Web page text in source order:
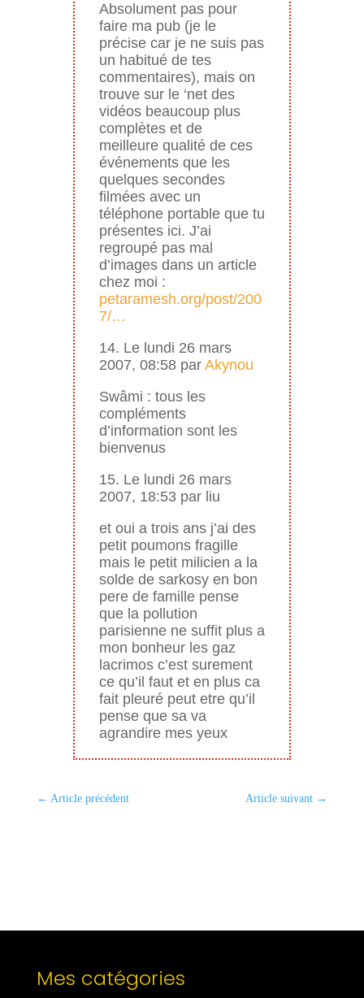
Absolument pas pour
faire ma pub (je le
précise car je ne suis pas
un habitué de tes
commentaires), mais on
trouve sur le ‘net des
vidéos beaucoup plus
complètes et de
meilleure qualité de ces
événements que les
quelques secondes
filmées avec un
téléphone portable que tu
présentes ici. J’ai
regroupé pas mal
d’images dans un article
chez moi :
petaramesh.org/post/200
7/…
14. Le lundi 26 mars
2007, 08:58 par Akynou
Swâmi : tous les
compléments
d’information sont les
bienvenus
15. Le lundi 26 mars
2007, 18:53 par liu
et oui a trois ans j’ai des
petit poumons fragille
mais le petit milicien a la
solde de sarkosy en bon
pere de famille pense
que la pollution
parisienne ne suffit plus a
mon bonheur les gaz
lacrimos c’est surement
ce qu’il faut et en plus ca
fait pleuré peut etre qu’il
pense que sa va
agrandire mes yeux
← Article précédent Article suivant →
Mes catégories